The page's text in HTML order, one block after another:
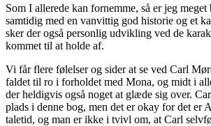
Som I allerede kan fornemme, så er jeg meget
samtidig med en vanvittig god historie og et
sker der også personlig udvikling ved de
kommet til at holde af.
Vi får flere følelser og sider at se ved Carl
faldet til ro i forholdet med Mona, og midt i
der heldigvis også noget at glæde sig over.
plads i denne bog, men det er okay for det er
taletid, og man er ikke i tvivl om, at Carl